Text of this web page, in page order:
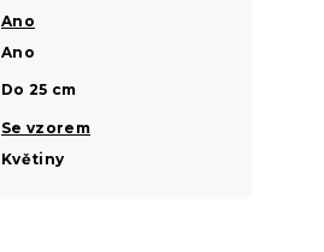
Ano
Ano
Do 25 cm
Se vzorem
Květiny